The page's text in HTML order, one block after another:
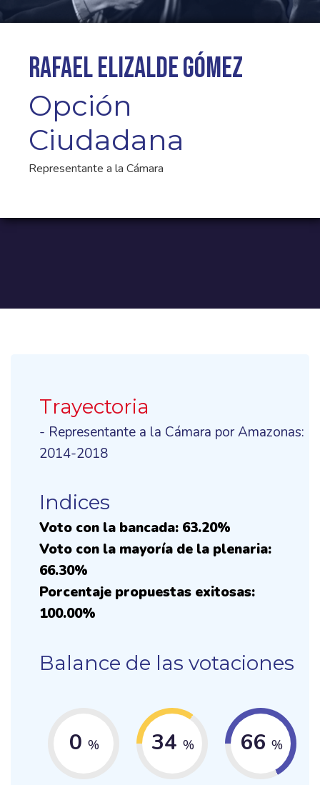
Rafael Elizalde Gómez
Opción
Ciudadana
Representante a la Cámara
Trayectoria
- Representante a la Cámara por Amazonas:
2014-2018
Indices
Voto con la bancada: 63.20%
Voto con la mayoría de la plenaria:
66.30%
Porcentaje propuestas exitosas:
100.00%
Balance de las votaciones
0 % 34 % 66 %